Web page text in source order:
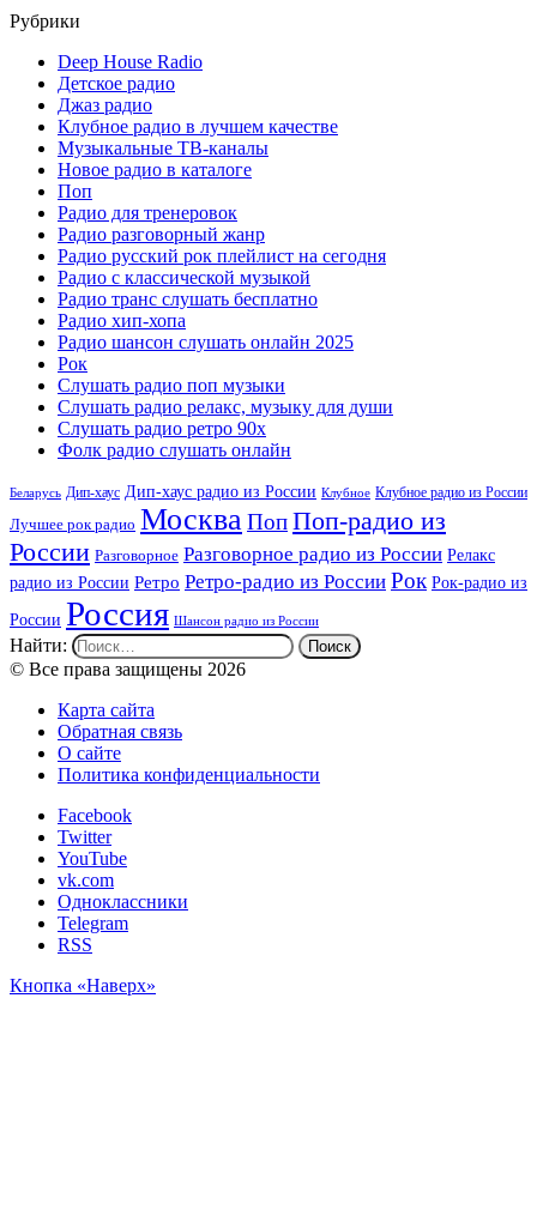
Рубрики
Deep House Radio
Детское радио
Джаз радио
Клубное радио в лучшем качестве
Музыкальные ТВ-каналы
Новое радио в каталоге
Поп
Радио для тренеровок
Радио разговорный жанр
Радио русский рок плейлист на сегодня
Радио с классической музыкой
Радио транс слушать бесплатно
Радио хип-хопа
Радио шансон слушать онлайн 2025
Рок
Слушать радио поп музыки
Слушать радио релакс, музыку для души
Слушать радио ретро 90х
Фолк радио слушать онлайн
Беларусь Дип-хаус Дип-хаус радио из России Клубное Клубное радио из России
Лучшее рок радио МоскваПопПоп-радио из
России Разговорное Разговорное радио из России Релакс
радио из России Ретро Ретро-радио из России Рок Рок-радио из
России Россия Шансон радио из России
Найти:
© Все права защищены 2026
Карта сайта
Обратная связь
О сайте
Политика конфиденциальности
Facebook
Twitter
YouTube
vk.com
Одноклассники
Telegram
RSS
Кнопка «Наверх»